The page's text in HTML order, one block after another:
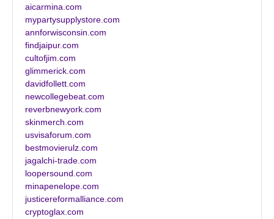
aicarmina.com
mypartysupplystore.com
annforwisconsin.com
findjaipur.com
cultofjim.com
glimmerick.com
davidfollett.com
newcollegebeat.com
reverbnewyork.com
skinmerch.com
usvisaforum.com
bestmovierulz.com
jagalchi-trade.com
loopersound.com
minapenelope.com
justicereformalliance.com
cryptoglax.com